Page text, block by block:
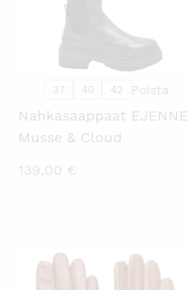
37 40 42 Poista
Nahkasaappaat EJENNE
Musse & Cloud
139,00 €